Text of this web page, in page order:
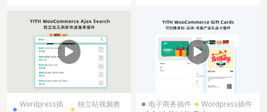
Wordpress插
独立站视频教
电子商务插件 Wordpress插件